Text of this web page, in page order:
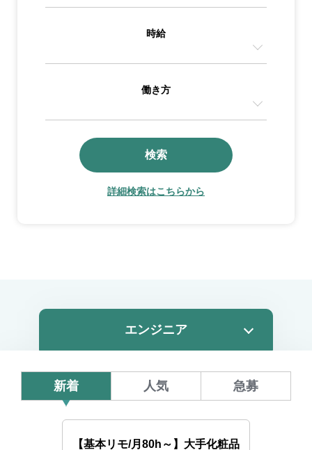
時給
働き方
検索
詳細検索はこちらから
新着 人気 急募
【基本リモ/月80h～】大手化粧品